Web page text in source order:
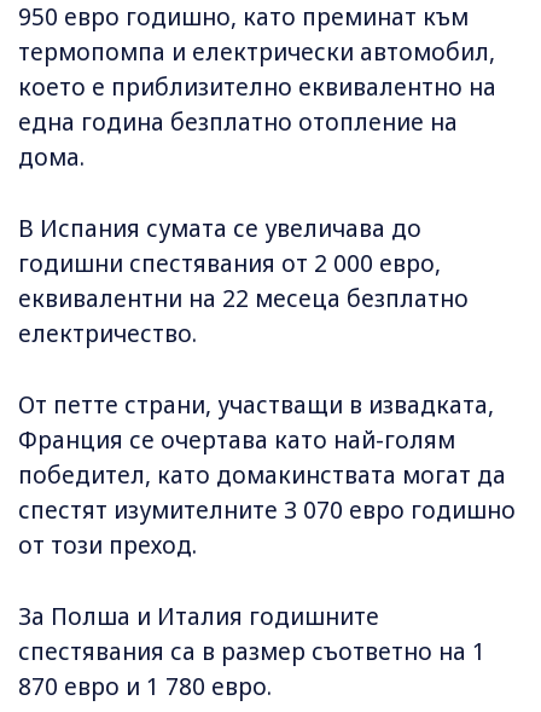
950 евро годишно, като преминат към
термопомпа и електрически автомобил,
което е приблизително еквивалентно на
една година безплатно отопление на
дома.
В Испания сумата се увеличава до
годишни спестявания от 2 000 евро,
еквивалентни на 22 месеца безплатно
електричество.
От петте страни, участващи в извадката,
Франция се очертава като най-голям
победител, като домакинствата могат да
спестят изумителните 3 070 евро годишно
от този преход.
За Полша и Италия годишните
спестявания са в размер съответно на 1
870 евро и 1 780 евро.